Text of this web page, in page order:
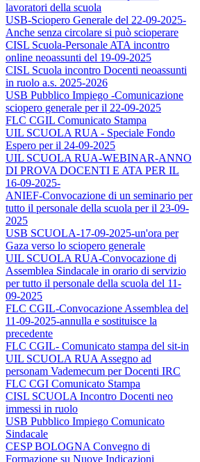
lavoratori della scuola
USB-Sciopero Generale del 22-09-2025-
Anche senza circolare si può scioperare
CISL Scuola-Personale ATA incontro
online neoassunti del 19-09-2025
CISL Scuola incontro Docenti neoassunti
in ruolo a.s. 2025-2026
USB Pubblico Impiego -Comunicazione
sciopero generale per il 22-09-2025
FLC CGIL Comunicato Stampa
UIL SCUOLA RUA - Speciale Fondo
Espero per il 24-09-2025
UIL SCUOLA RUA-WEBINAR-ANNO
DI PROVA DOCENTI E ATA PER IL
16-09-2025-
ANIEF-Convocazione di un seminario per
tutto il personale della scuola per il 23-09-
2025
USB SCUOLA-17-09-2025-un'ora per
Gaza verso lo sciopero generale
UIL SCUOLA RUA-Convocazione di
Assemblea Sindacale in orario di servizio
per tutto il personale della scuola del 11-
09-2025
FLC CGIL-Convocazione Assemblea del
11-09-2025-annulla e sostituisce la
precedente
FLC CGIL- Comunicato stampa del sit-in
UIL SCUOLA RUA Assegno ad
personam Vademecum per Docenti IRC
FLC CGI Comunicato Stampa
CISL SCUOLA Incontro Docenti neo
immessi in ruolo
USB Pubblico Impiego Comunicato
Sindacale
CESP BOLOGNA Convegno di
Formazione su Nuove Indicazioni